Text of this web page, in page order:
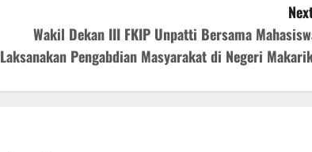
Wakil Dekan III FKIP Unpatti Bersama
Laksanakan Pengabdian Masyarakat di Negeri